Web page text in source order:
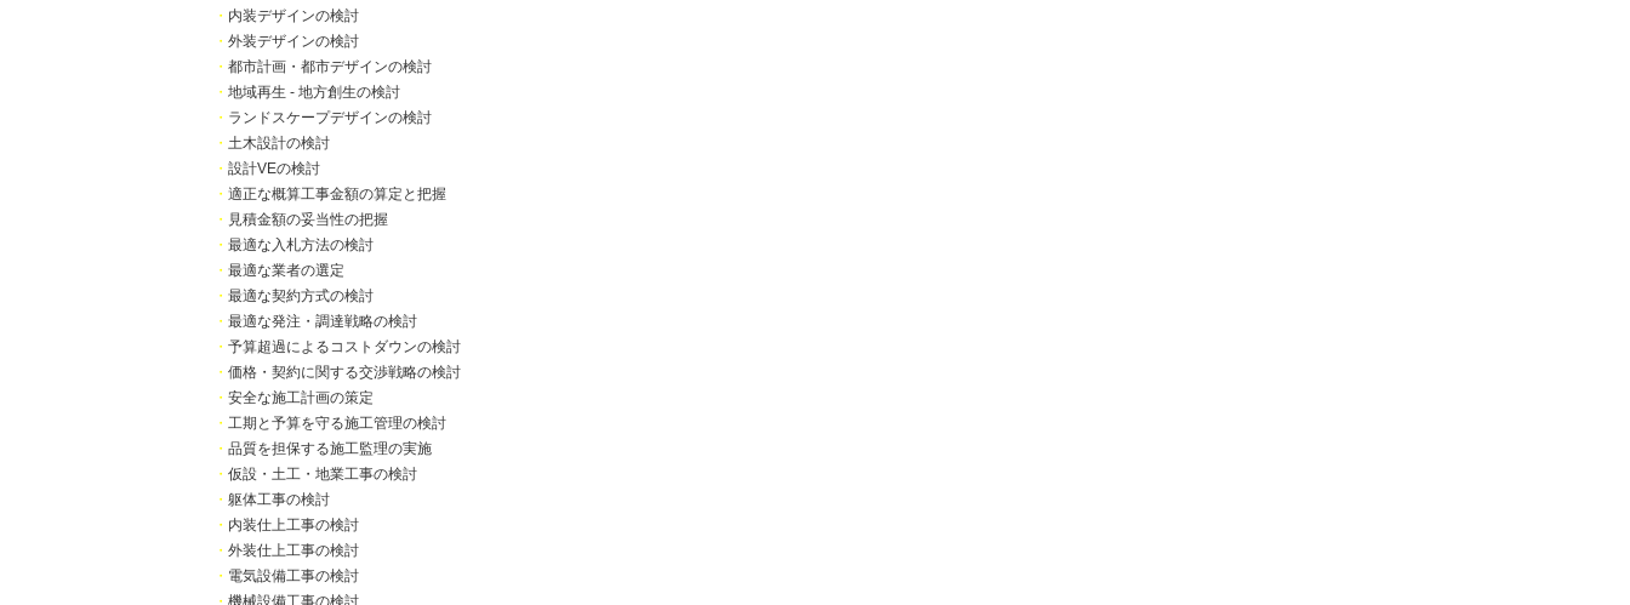
・ 内装デザインの検討
・ 外装デザインの検討
・ 都市計画・都市デザインの検討
・ 地域再生 - 地方創生の検討
・ ランドスケープデザインの検討
・ 土木設計の検討
・ 設計VEの検討
・ 適正な概算工事金額の算定と把握
・ 見積金額の妥当性の把握
・ 最適な入札方法の検討
・ 最適な業者の選定
・ 最適な契約方式の検討
・ 最適な発注・調達戦略の検討
・ 予算超過によるコストダウンの検討
・ 価格・契約に関する交渉戦略の検討
・ 安全な施工計画の策定
・ 工期と予算を守る施工管理の検討
・ 品質を担保する施工監理の実施
・ 仮設・土工・地業工事の検討
・ 躯体工事の検討
・ 内装仕上工事の検討
・ 外装仕上工事の検討
・ 電気設備工事の検討
・ 機械設備工事の検討